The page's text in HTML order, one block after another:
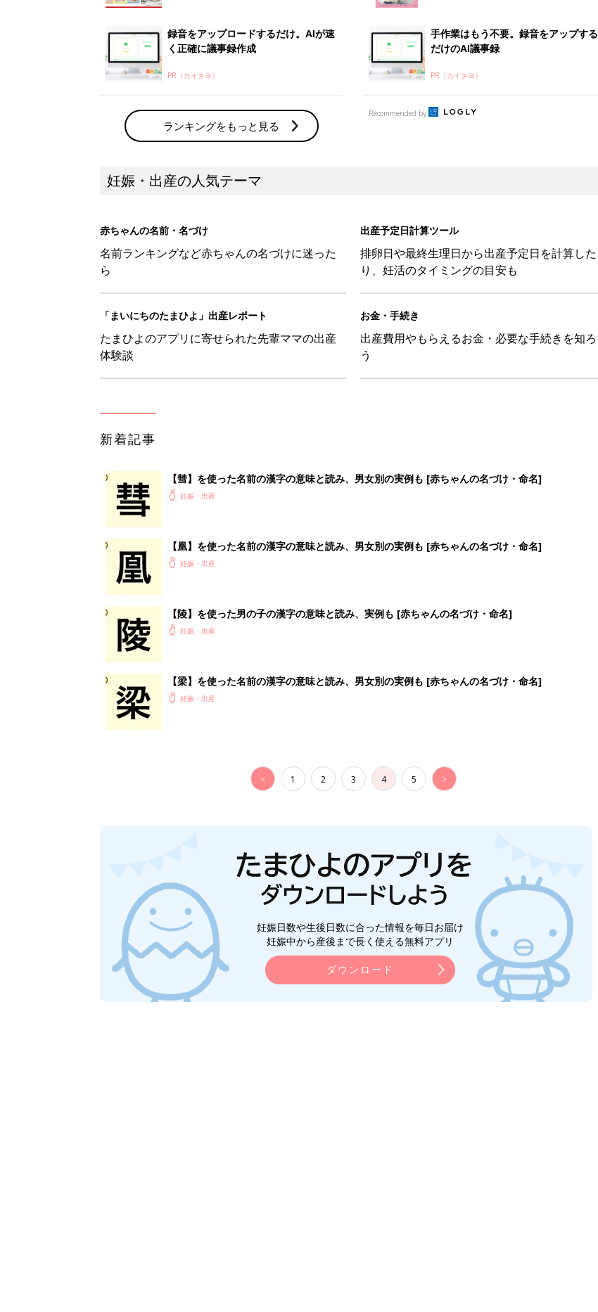
録音をアップロードするだけ。AIが速
く正確に議事録作成
PR（カイタヨ）
ランキングをもっと見る
手作業はもう不要。録音をアップする
だけのAI議事録
PR（カイタヨ）
Recommended by
妊娠・出産の人気テーマ
赤ちゃんの名前・名づけ
名前ランキングなど赤ちゃんの名づけに迷った
ら
出産予定日計算ツール
排卵日や最終生理日から出産予定日を計算した
り、妊活のタイミングの目安も
「まいにちのたまひよ」出産レポート
たまひよのアプリに寄せられた先輩ママの出産
体験談
お金・手続き
出産費用やもらえるお金・必要な手続きを知ろ
う
新着記事
【彗】を使った名前の漢字の意味と読み、男女別の実例も [赤ちゃんの名づけ・命名]
妊娠・出産
【凰】を使った名前の漢字の意味と読み、男女別の実例も [赤ちゃんの名づけ・命名]
妊娠・出産
【陵】を使った男の子の漢字の意味と読み、実例も [赤ちゃんの名づけ・命名]
妊娠・出産
【梁】を使った名前の漢字の意味と読み、男女別の実例も [赤ちゃんの名づけ・命名]
妊娠・出産
< 1 2 3 4 5 >
妊娠日数や生後日数に合った情報を毎日お届け
妊娠中から産後まで長く使える無料アプリ
ダウンロード